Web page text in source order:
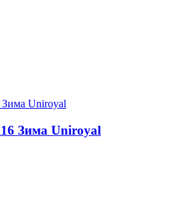
Зима Uniroyal